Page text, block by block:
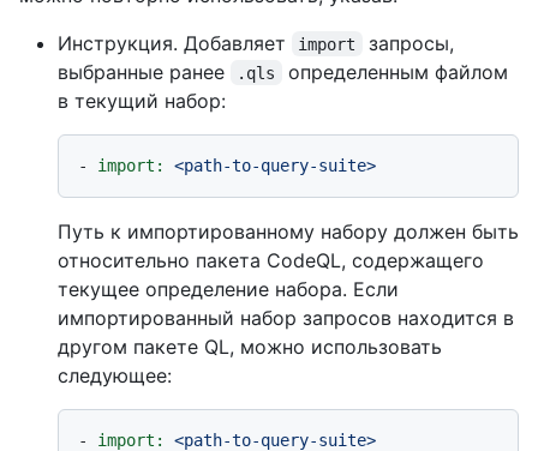
Инструкция. Добавляет
import
запросы,
выбранные ранее
.qls
определенным файлом
в текущий набор:
- import: <path-to-query-suite>
Путь к импортированному набору должен быть
относительно пакета CodeQL, содержащего
текущее определение набора. Если
импортированный набор запросов находится в
другом пакете QL, можно использовать
следующее:
- import:
<path-to-query-suite>